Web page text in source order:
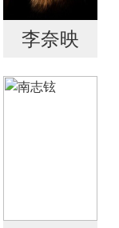
李奈映